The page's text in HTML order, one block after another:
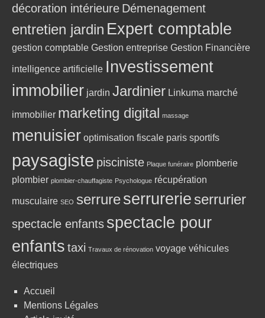
décoration intérieure Démenagement
entretien jardin Expert comptable
gestion comptable Gestion entreprise Gestion Financière
intelligence artificielle Investissement
immobilier jardin Jardinier Linkuma marché
immobilier marketing digital massage
menuisier optimisation fiscale paris sportifs
paysagiste pisciniste Plaque funéraire plomberie
plombier plombier-chauffagiste Psychologue récupération
musculaire SEO serrureserrurerie serrurier
spectacle enfants spectacle pour
enfants taxi Travaux de rénovation voyage véhicules
électriques
Accueil
Mentions Légales